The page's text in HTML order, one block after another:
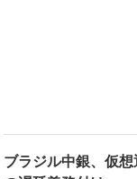
ブラジル中銀、仮